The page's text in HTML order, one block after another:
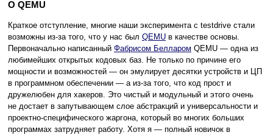
О QEMU
Краткое отступление, многие наши эксперимента с testdrive стали
возможны из-за того, что у нас был QEMU в качестве основы.
Первоначально написанный Фабрисом Белларом QEMU — одна из
любимейших открытых кодовых баз. Не только по причине его
мощности и возможностей — он эмулирует десятки устройств и ЦП
в программном обеспечении — а из-за того, что код прост и
дружелюбен для хакеров. Это чистый и модульный и этого очень
не достает в запутывающем слое абстракций и универсальности и
проектно-специфического жаргона, который во многих больших
программах затрудняет работу. Хотя я — полный новичок в